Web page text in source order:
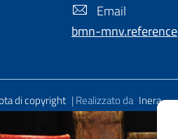
Email
bmn-
di copyright | Realizzato da Inera